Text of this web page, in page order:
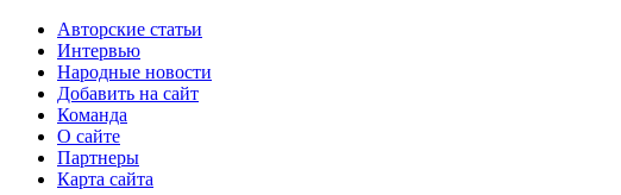
Авторские статьи
Интервью
Народные новости
Добавить на сайт
Команда
О сайте
Партнеры
Карта сайта